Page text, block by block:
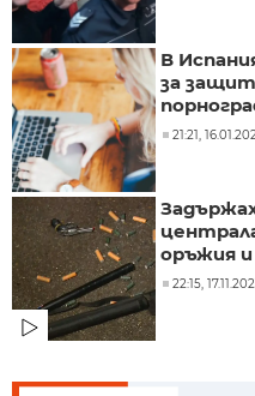
В
за
21:21,
оръжия
22:15,